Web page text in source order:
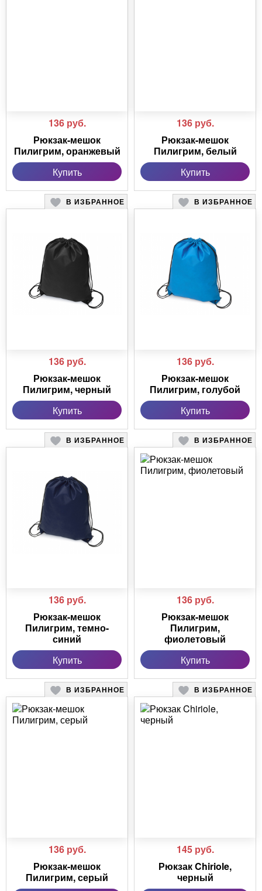
136 руб.
Рюкзак-мешок
Пилигрим, оранжевый
Купить
136 руб.
Рюкзак-мешок
Пилигрим, белый
Купить
В ИЗБРАННОЕ
136 руб.
Рюкзак-мешок
Пилигрим, черный
Купить
В ИЗБРАННОЕ
136 руб.
Рюкзак-мешок
Пилигрим, голубой
Купить
В ИЗБРАННОЕ
136 руб.
Рюкзак-мешок
Пилигрим, темно-
синий
Купить
В ИЗБРАННОЕ
136 руб.
Рюкзак-мешок
Пилигрим,
фиолетовый
Купить
В ИЗБРАННОЕ
136 руб.
Рюкзак-мешок
Пилигрим, серый
В ИЗБРАННОЕ
145 руб.
Рюкзак Chiriole,
черный